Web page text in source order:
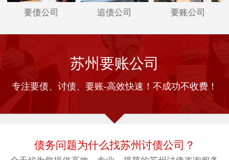
要债公司 追债公司 要账公司
苏州要账公司
专注要债、讨债、要账-高效快速！不成功不收费！
债务问题为什么找苏州讨债公司？